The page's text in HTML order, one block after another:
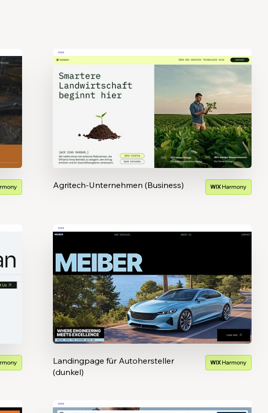
Agritech-Unternehmen (Business)
Landingpage für Autohersteller
(dunkel)